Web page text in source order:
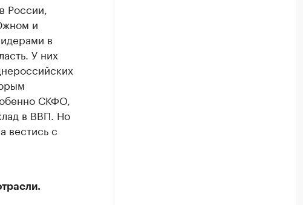
России,
и
в
У них
СКФО,
в ВВП. Но
вестись с